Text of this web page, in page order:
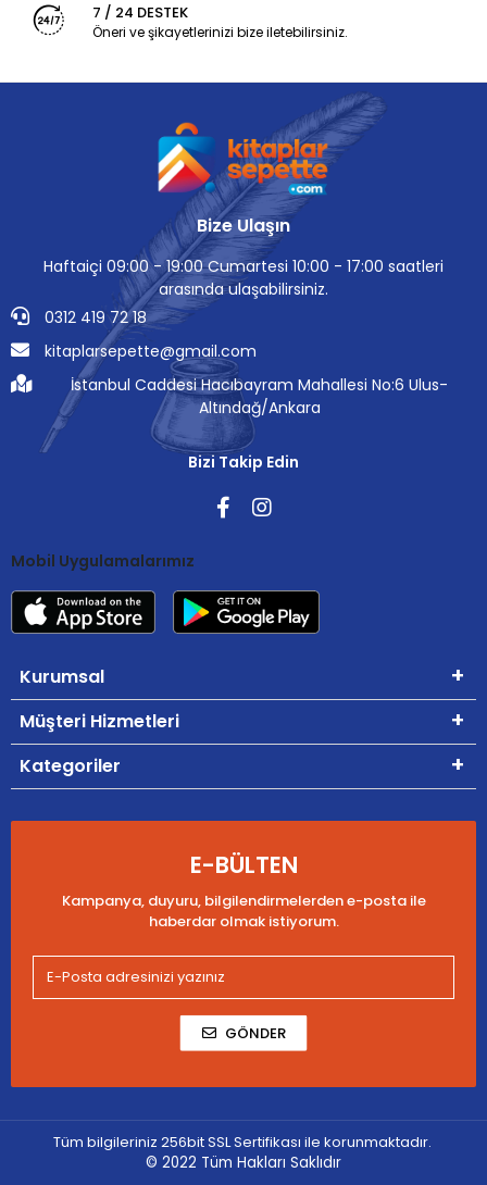
7 / 24 DESTEK
Öneri ve şikayetlerinizi bize iletebilirsiniz.
Bize Ulaşın
Haftaiçi 09:00 - 19:00 Cumartesi 10:00 - 17:00 saatleri
arasında ulaşabilirsiniz.
0312 419 72 18
kitaplarsepette@gmail.com
İstanbul Caddesi Hacıbayram Mahallesi No:6 Ulus-
Altındağ/Ankara
Bizi Takip Edin
Mobil Uygulamalarımız
Kurumsal
Müşteri Hizmetleri
Kategoriler
E-BÜLTEN
Kampanya, duyuru, bilgilendirmelerden e-posta ile
haberdar olmak istiyorum.
GÖNDER
Tüm bilgileriniz 256bit SSL Sertifikası ile korunmaktadır.
© 2022 Tüm Hakları Saklıdır